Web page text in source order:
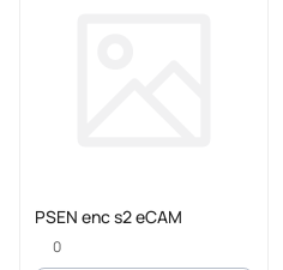
PSEN enc s2 eCAM
0